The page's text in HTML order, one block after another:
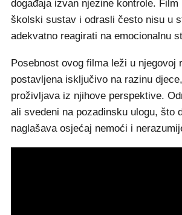
događaja izvan njezine kontrole.
školski sustav i odrasli često nisu u
adekvatno reagirati na emocionalnu
Posebnost ovog filma leži u njegovoj
postavljena isključivo na razinu
proživljava iz njihove perspektive.
ali svedeni na pozadinsku ulogu, što
naglašava osjećaj nemoći i